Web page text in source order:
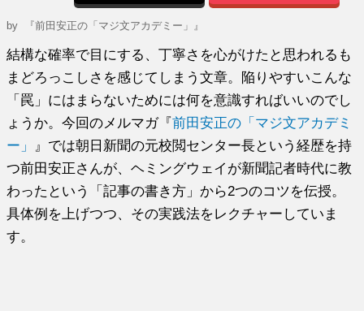
by 『前田安正の「マジ文アカデミー」』
結構な確率で目にする、丁寧さを心がけたと思われるも
まどろっこしさを感じてしまう文章。陥りやすいこんな
「罠」にはまらないためには何を意識すればいいのでし
ょうか。今回のメルマガ『前田安正の「マジ文アカデミ
ー」
』では朝日新聞の元校閲センター長という経歴を持
つ前田安正さんが、ヘミングウェイが新聞記者時代に教
わったという「記事の書き方」から2つのコツを伝授。
具体例を上げつつ、その実践法をレクチャーしていま
す。